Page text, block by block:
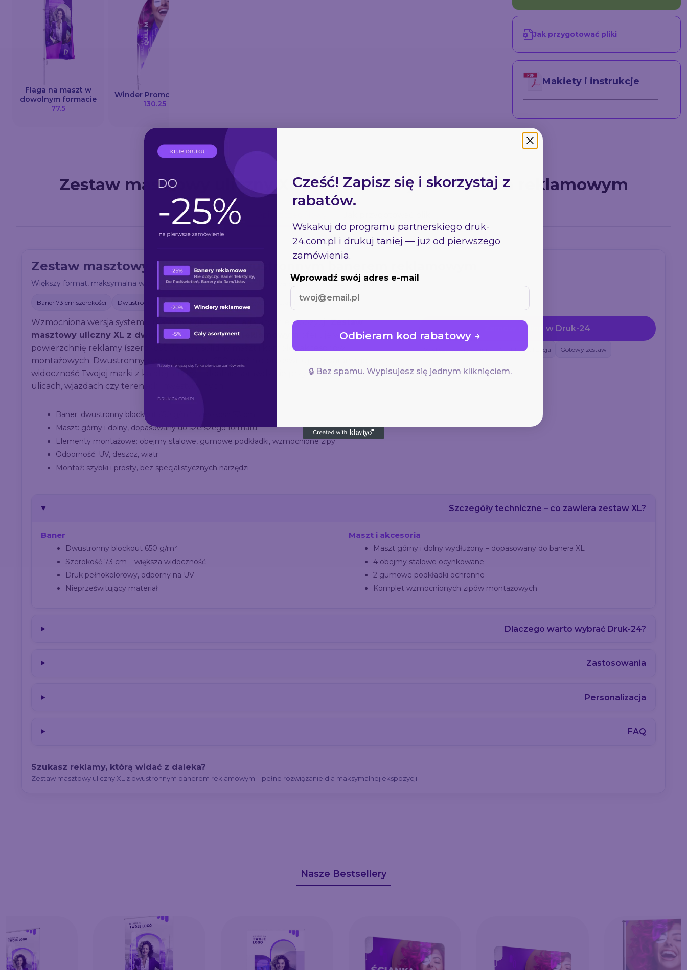
Flaga na maszt w
dowolnym formacie
77.5
Winder Promo Łezka
130.25
Samoprzylepne Folie
Jak przygotować pliki
Makiety i instrukcje
Zestaw masztowy uliczny XL z dwustronnym banerem reklamowym
Zestaw masztowy uliczny XL z dwustronnym banerem reklamowym
Większy format, maksymalna widoczność. Kompletny zestaw XL – trwała reklama w przestrzeni miejskiej.
Baner 73 cm szerokości Dwustronna ekspozycja Stabilny montaż
Wzmocniona wersja systemu masztowego dla wymagających ekspozycji.Zestaw
masztowy uliczny XL z dwustronnym banerem reklamowym
oferuje większą
powierzchnię reklamy (szerokość 73 cm), solidny maszt i komplet akcesoriów
montażowych. Dwustronny baner blockout 650 g/m² nie prześwituje i gwarantuje
widoczność Twojej marki z każdej strony – idealnie sprawdzi się przy ruchliwych
ulicach, wjazdach czy terenach inwestycyjnych.
Baner: dwustronny blockout 650 g/m², szerokość 73 cm
Maszt: górny i dolny, dopasowany do szerszego formatu
Elementy montażowe: obejmy stalowe, gumowe podkładki, wzmocnione zipy
Odporność: UV, deszcz, wiatr
Montaż: szybki i prosty, bez specjalistycznych narzędzi
Zamów online w Druk-24
Większa powierzchnia Szybka realizacja Gotowy zestaw
Szczegóły techniczne – co zawiera zestaw XL?
Baner
Dwustronny blockout 650 g/m²
Szerokość 73 cm – większa widoczność
Druk pełnokolorowy, odporny na UV
Nieprześwitujący materiał
Maszt i akcesoria
Maszt górny i dolny wydłużony – dopasowany do banera XL
4 obejmy stalowe ocynkowane
2 gumowe podkładki ochronne
Komplet wzmocnionych zipów montażowych
Dlaczego warto wybrać Druk-24?
Zastosowania
Personalizacja
FAQ
Szukasz reklamy, którą widać z daleka?
Zestaw masztowy uliczny XL z dwustronnym banerem reklamowym – pełne rozwiązanie dla maksymalnej ekspozycji.
Nasze Bestsellery
Cześć! Zapisz się i skorzystaj z
rabatów.
Wskakuj do programu partnerskiego druk-
24.com.pl i drukuj taniej — już od pierwszego
zamówienia.
Wprowadź swój adres e-mail
Odbieram kod rabatowy →
🔒 Bez spamu. Wypisujesz się jednym kliknięciem.